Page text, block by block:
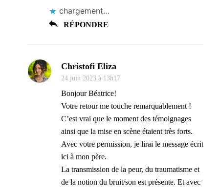
chargement…
RÉPONDRE
Christofi Eliza
24 juin 2023 à 13h17
Bonjour Béatrice!
Votre retour me touche remarquablement !
C’est vrai que le moment des témoignages
ainsi que la mise en scène étaient très forts.
Avec votre permission, je lirai le message écrit
ici à mon père.
La transmission de la peur, du traumatisme et
de la notion du bruit/son est présente. Et avec